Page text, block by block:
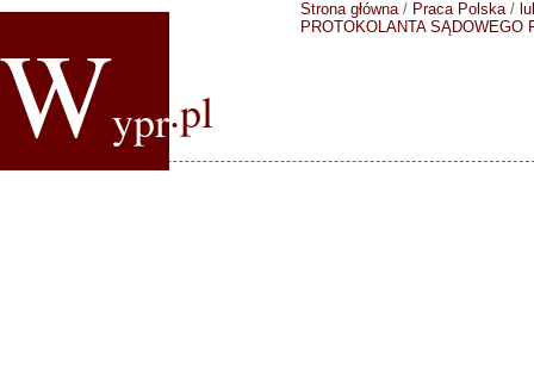
Wypr.pl
Strona główna/ Praca Polska/
PROTOKOLANTA SĄDOWEGO